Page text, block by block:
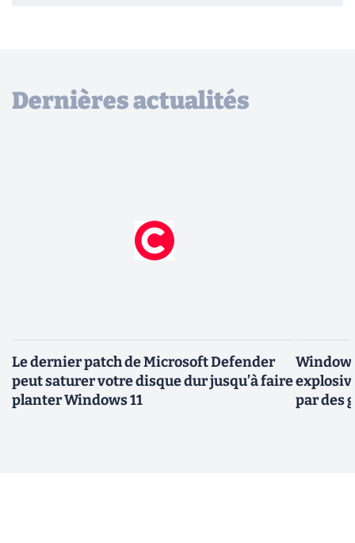
Dernières actualités
Le dernier patch de Microsoft Defender
peut saturer votre disque dur jusqu’à faire
planter Windows 11
par des